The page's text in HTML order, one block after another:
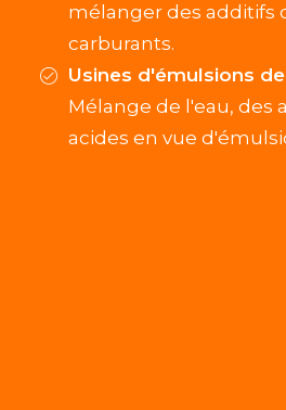
mélanger des additifs
carburants.
Usines d'émulsions
Mélange de l'eau, des
acides en vue